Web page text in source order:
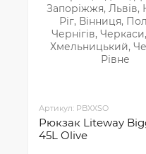
Артикул: PBXXSO
Рюкзак Liteway
45L Olive